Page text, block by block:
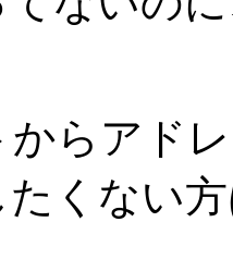
からアド
くない